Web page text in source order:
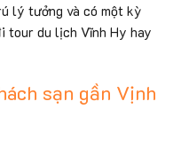
lý tưởng và có một kỳ
tour du lịch Vĩnh Hy hay
sạn gần Vịnh